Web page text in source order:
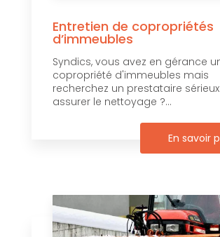
Entretien de copropriétés
d’immeubles
Syndics, vous avez en gérance
copropriété d'immeubles mais
recherchez un prestataire
assurer le nettoyage ?...
En savoir